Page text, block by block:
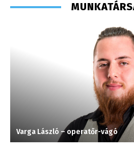
Varga László – operatőr-vágó